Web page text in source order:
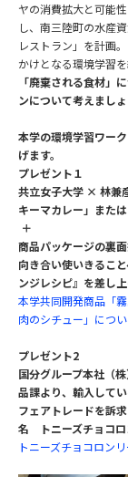
ヤの消費拡大と可能
し、南三陸町の水産
レストラン」を計画
かけとなる環境学習を
「廃棄される食材」
ンについて考えましょ
本学の環境学習ワー
げます。
プレゼント１
共立女子大学 × 林兼
キーマカレー」また
＋
商品パッケージの裏
向き合い使いきるこ
ンジレシピ』を差し上
本学共同開発商品「
肉のシチュー」につ
プレゼント2
国分グループ本社（
品課より、輸入して
フェアトレードを訴
名 トニーズチョコ
トニーズチョコロン